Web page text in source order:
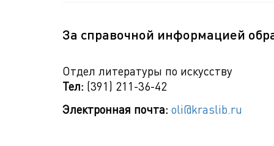
За справочной информацией
Отдел литературы по искусству
Тел: (391) 211-36-42
Электронная почта: oli@kraslib.ru